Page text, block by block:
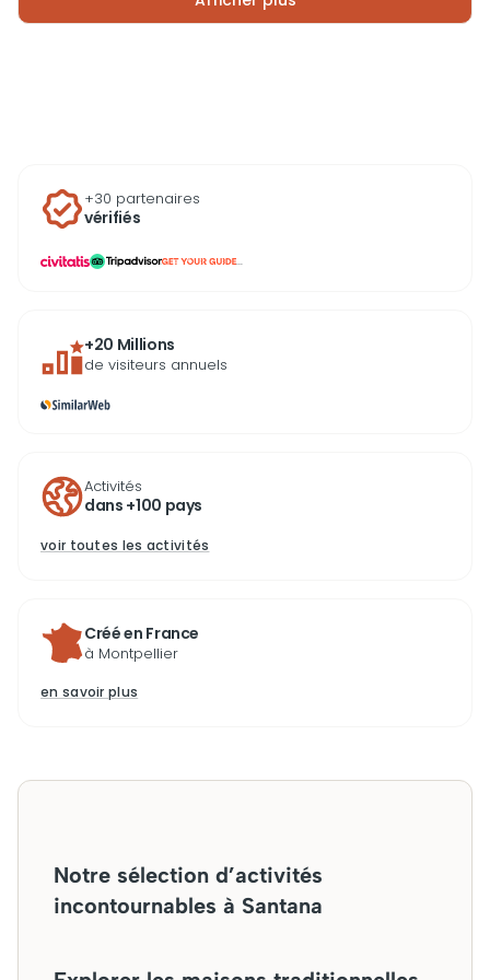
leur importance culturelle. Aujourd’hui, équipées de
+30 partenaires
vérifiés
...
+20 Millions
de visiteurs annuels
Activités
dans +100 pays
voir toutes les activités
Créé en France
à Montpellier
en savoir plus
Notre sélection d’activités
incontournables à Santana